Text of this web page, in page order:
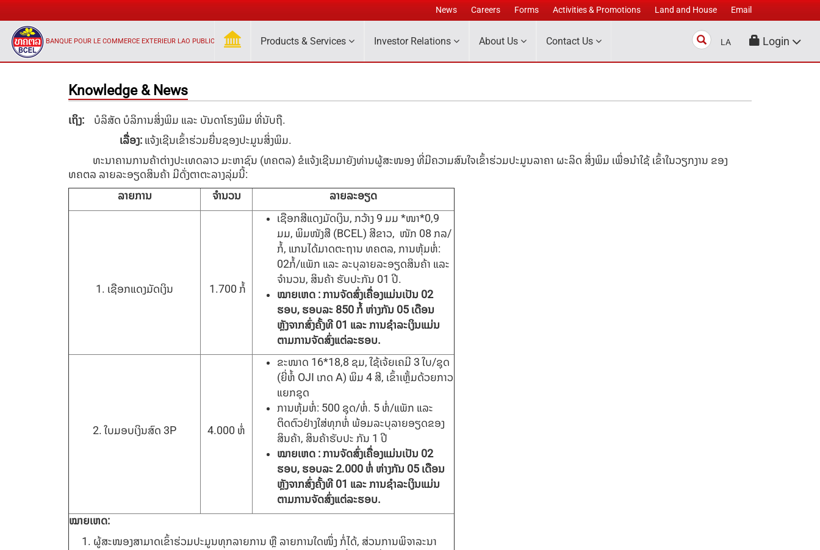
News Careers Forms Activities & Promotions Land and House Email
BANQUE POUR LE COMMERCE EXTERIEUR LAO PUBLIC Products & Services Investor Relations About Us Contact Us Search
LA Login
Knowledge & News
ເຖິງ: ບໍລິສັດ ບໍລິການສິ່ງພິມ ແລະ ບັນດາໂຮງພິມ ທີ່ນັບຖື.
ເລື່ອງ: ​​​ແຈ້ງເຊີນເຂົ້າຮ່ວມຍື່ນຊອງປະມູນສິ່ງພິມ.
ທະນາຄານ​ການ​ຄ້າ​ຕ່າງປະ​ເທດ​ລາວ ມະຫາຊົນ (ທຄຕລ) ຂໍ​ແຈ້ງ​ເຊີນ​ມາ​ຍັງ​ທ່ານຜູ້​ສະໜອງ​ ທີ່ມີຄວາມສົນໃຈເຂົ້າຮ່ວມປະມູນລາຄາ ຜະລິດ ສິ່ງພິມ ເພື່ອ​​ນໍາໃຊ້ ເຂົ້າໃນວຽກງານ ຂອງ
ທຄຕລ ລາຍລະອຽດສິນຄ້າ ມີດັ່ງຕາຕະລາງລຸ່ມນີ້:
ລາຍການ
ຈຳນວນ ລາຍລະອຽດ
1. ເຊືອກແດງມັດເງິນ 1.700 ກໍ້
ເຊືອກສີແດງມັດເງິນ, ກວ້າງ 9 ມມ *ໜາ*0,9
ມມ, ພິມໜັງສື (BCEL) ສີຂາວ, ໜັກ 08 ກລ/
ກໍ້, ແກນໄດ້ມາດຕະຖານ ທຄຕລ, ການຫຸ້ມຫໍ່:
02ກໍ້/ແພັກ ແລະ ລະບຸລາຍລະອຽດສິນຄ້າ ແລະ
ຈໍານວນ, ສິນຄ້າ ຮັບປະກັນ 01 ປີ.
ໝາຍເຫດ : ການຈັດສົ່ງເຄື່ອງແມ່ນເປັນ 02
ຮອບ, ຮອບລະ 850 ກໍ້ ຫ່າງກັນ 05 ເດືອນ
ຫຼັງຈາກສົ່ງຄັ້ງທີ 01 ແລະ ການຊຳລະເງິນແມ່ນ
ຕາມການຈັດສົ່ງແຕ່ລະຮອບ.
2. ໃບມອບເງິນສົດ 3P 4.000 ຫໍ່
ຂະໜາດ 16*18,8 ຊມ, ໃຊ້ເຈ້ຍເຄມີ 3 ໃບ/ຊຸດ
(ຍີ່ຫໍ້ OJI ເກດ A) ພິມ 4 ສີ, ເຂົ້າເຫຼັ້ມດ້ວຍກາວ
ແຍກຊຸດ
ການຫຸ້ມຫໍ່: 500 ຊຸດ/ຫໍ່. 5 ຫໍ່/ແພັກ ແລະ
ຕິດຕົວຢ່າງໃສ່ທຸກຫໍ່ ພ້ອມລະບຸລາຍອຽດຂອງ
ສິນຄ້າ, ສິນຄ້າຮັບປະ ກັນ 1 ປີ
ໝາຍເຫດ : ການຈັດສົ່ງເຄື່ອງແມ່ນເປັນ 02
ຮອບ, ຮອບລະ 2.000 ຫໍ່ ຫ່າງກັນ 05 ເດືອນ
ຫຼັງຈາກສົ່ງຄັ້ງທີ 01 ແລະ ການຊຳລະເງິນແມ່ນ
ຕາມການຈັດສົ່ງແຕ່ລະຮອບ.
ໝາຍເຫດ:
ຜູ້ສະໜອງສາມາດເຂົ້າຮ່ວມປະມູນທຸກລາຍການ ຫຼື ລາຍການໃດໜຶ່ງ ກໍ່ໄດ້, ສ່ວນການພິຈາລະນາ